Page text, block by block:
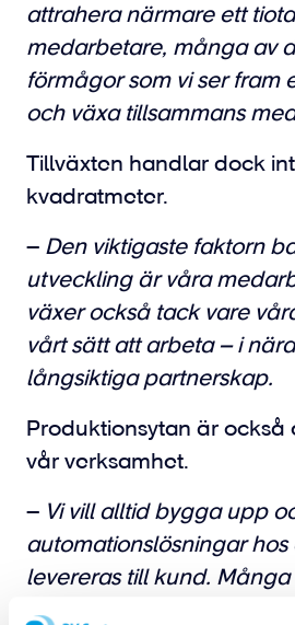
attrahera närmare ett
medarbetare, många av
förmågor som vi ser fram
och växa tillsammans
Tillväxten handlar dock
kvadratmeter.
– Den viktigaste faktorn
utveckling är våra
växer också tack vare
vårt sätt att arbeta – i
långsiktiga partnerskap.
Produktionsytan är också
vår verksamhet.
– Vi vill alltid bygga upp
automationslösningar hos
levereras till kund.
platskrävande och därför